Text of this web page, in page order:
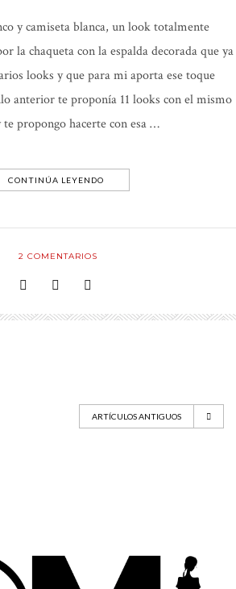
y camiseta blanca, un look totalmente
la chaqueta con la espalda decorada que ya
looks y que para mi aporta ese toque
anterior te proponía 11 looks con el mismo
te propongo hacerte con esa …
CONTINÚA LEYENDO
2 COMENTARIOS
ARTÍCULOS ANTIGUOS